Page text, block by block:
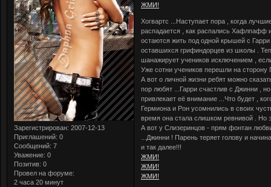
Зарегистрирован: 2007-12-13
Приглашений: 0
Сообщений: 7
Уважение: 0
Позитив: 0
Провел на форуме:
2 часа 20 минут
ЖМИ!
Хогвартс ...Наступает пора , когда
распадается , как распались Хафлпафф
остаются жить под одной крышей с
оставшихся грифиндорцев из школы .
шанажирует учеников исключением ,
Уже сотни учеников перешли на
А вот о личной жизни ребят можно
пор любят ...Гарри счастлив с Джинни ,
привлекает её внимание ...Что будет ,
Гермиона и Рон усомнились в своих
время она стала слишком ревнивой . Но
А вот у Слизеринцов - прям фонтан
...Джинни ! Парень теряет голову и
и так далее!!!
ЖМИ!
ЖМИ!
ЖМИ!